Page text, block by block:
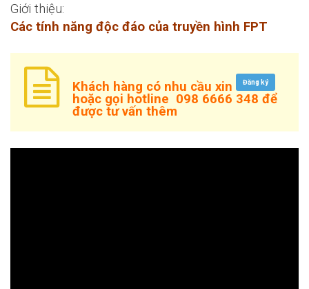
Giới thiệu:
Các tính năng độc đáo của truyền hình FPT
Khách hàng có nhu cầu xin Đăng ký
hoặc gọi hotline 098 6666 348 để
được tư vấn thêm